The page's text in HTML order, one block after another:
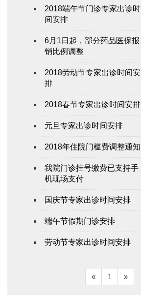
2018端午节门诊专家出诊时
间安排
6月1日起，部分药品医保报
销比例调整
2018劳动节专家出诊时间安
排
2018春节专家出诊时间安排
元旦专家出诊时间安排
2018年住院门槛费调整通知
我院门诊挂号缴费已支持手
机现场支付
国庆节专家出诊时间安排
端午节假期门诊安排
劳动节专家出诊时间安排
« 1 »